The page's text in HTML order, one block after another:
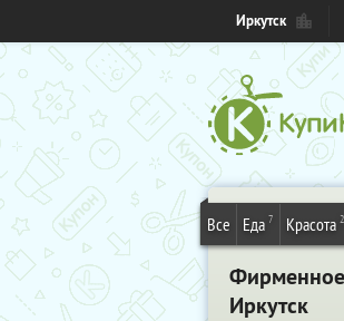
Иркутск
Все Еда 7 Красота 2
Фирменное
Иркутск